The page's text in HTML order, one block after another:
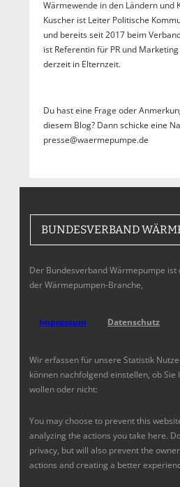
Wärmewende in den Ländern und
Kuscher ist Leiter Politische
und bereits seit 2017 beim
ist Referentin für PR und
derzeit in Elternzeit.
Du hast eine Frage oder
diesem Blog? Dann schicke eine
presse@waermepumpe.de
BUNDESVERBAND
Der Bundesverband Wärmepumpe
der Wärmepumpen-Branche,
Impressum Datenschutz
Wir erfassen für unsere Statistik
können nachfolgend einstellen, ob
wollen oder nicht:
You may choose to prevent this
analyzing the actions you take here.
privacy, but will also prevent the
actions and creating a better